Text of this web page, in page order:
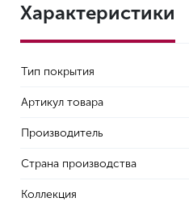
Характеристики
Тип покрытия
Артикул товара
Производитель
Страна производства
Коллекция